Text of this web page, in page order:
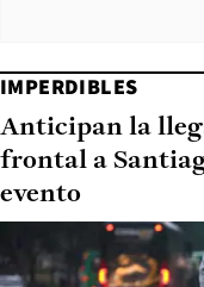
IMPERDIBLES
Anticipan la
frontal a
evento